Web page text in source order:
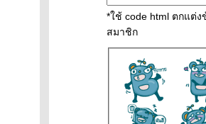
*ใช้ code html ตกแต่
สมาชิก